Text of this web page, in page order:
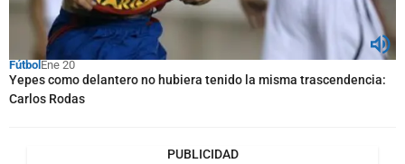
FútbolEne 20
Yepes como delantero no hubiera tenido la misma trascendencia:
Carlos Rodas
PUBLICIDAD